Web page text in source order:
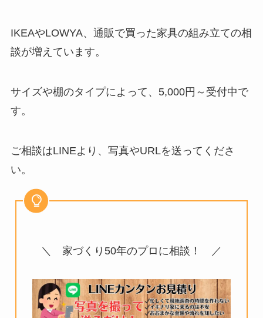
IKEAやLOWYA、通販で買った家具の組み立ての相
談が増えています。
サイズや棚のタイプによって、5,000円～受付中で
す。
ご相談はLINEより、写真やURLを送ってくださ
い。
＼ 家づくり50年のプロに相談！ ／